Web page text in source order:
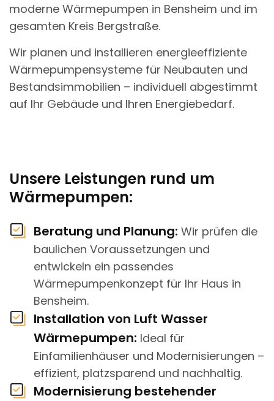
moderne Wärmepumpen in Bensheim und im
gesamten Kreis Bergstraße.
Wir planen und installieren energieeffiziente
Wärmepumpensysteme für Neubauten und
Bestandsimmobilien – individuell abgestimmt
auf Ihr Gebäude und Ihren Energiebedarf.
Unsere Leistungen rund um
Wärmepumpen:
Beratung und Planung: Wir prüfen die
baulichen Voraussetzungen und
entwickeln ein passendes
Wärmepumpenkonzept für Ihr Haus in
Bensheim.
Installation von Luft Wasser
Wärmepumpen: Ideal für
Einfamilienhäuser und Modernisierungen –
effizient, platzsparend und nachhaltig.
Modernisierung bestehender